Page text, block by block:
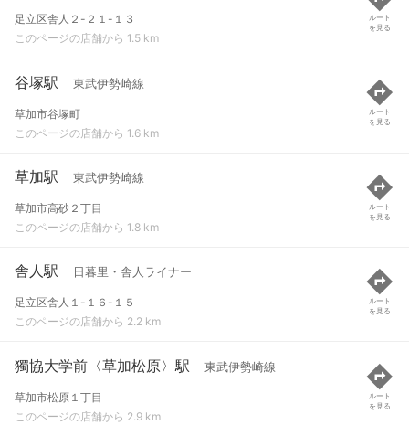
足立区舎人２-２１-１３
このページの店舗から 1.5 km
ルート
を見る
谷塚駅 東武伊勢崎線
草加市谷塚町
このページの店舗から 1.6 km
ルート
を見る
草加駅 東武伊勢崎線
草加市高砂２丁目
このページの店舗から 1.8 km
ルート
を見る
舎人駅 日暮里・舎人ライナー
足立区舎人１-１６-１５
このページの店舗から 2.2 km
ルート
を見る
獨協大学前〈草加松原〉駅 東武伊勢崎線
草加市松原１丁目
このページの店舗から 2.9 km
ルート
を見る